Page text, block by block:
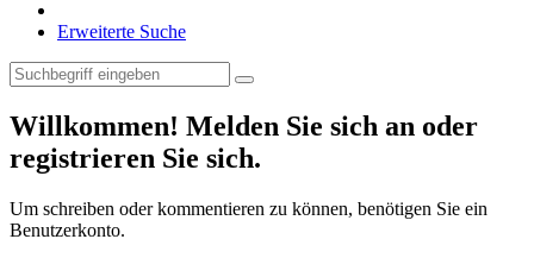
Erweiterte Suche
Willkommen! Melden Sie sich an oder
registrieren Sie sich.
Um schreiben oder kommentieren zu können, benötigen Sie ein
Benutzerkonto.